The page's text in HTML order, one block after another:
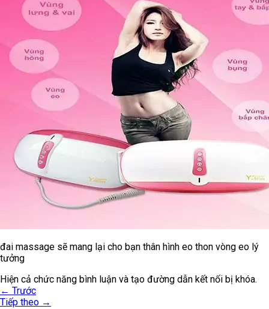
đai massage sẽ mang lại cho bạn thân hình eo thon vòng eo lý
tưởng
Hiện cả chức năng bình luận và tạo đường dẫn kết nối bị khóa.
← Trước
Tiếp theo →